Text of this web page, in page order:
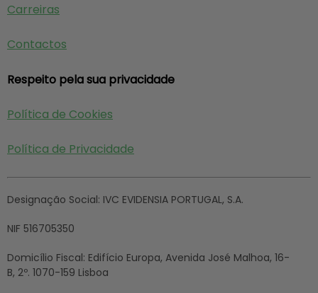
Carreiras
Contactos
Respeito pela sua privacidade
Política de Cookies
Política de Privacidade
Designação Social: IVC EVIDENSIA PORTUGAL, S.A.
NIF 516705350
Domicílio Fiscal: Edifício Europa, Avenida José Malhoa, 16-
B, 2º. 1070-159 Lisboa